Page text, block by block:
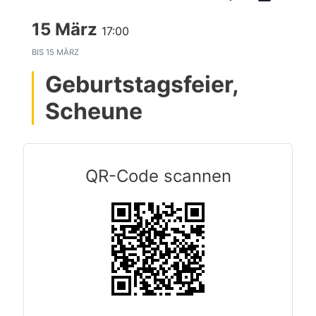
15 März 17:00
BIS 15 MÄRZ
Geburtstagsfeier,
Scheune
QR-Code scannen